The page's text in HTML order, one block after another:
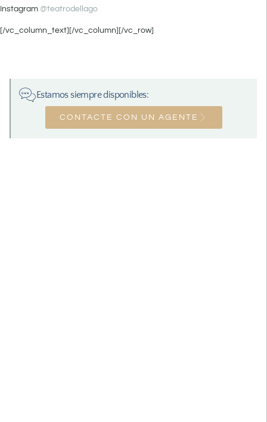
Instagram @teatrodellago
[/vc_column_text][/vc_column][/vc_row]
Estamos siempre disponibles:
CONTACTE CON UN AGENTE